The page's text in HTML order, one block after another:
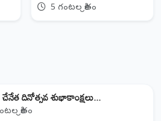
5 గంటల క్రితం
దినోత్సవ శుభాకాంక్షలు...
క్రితం